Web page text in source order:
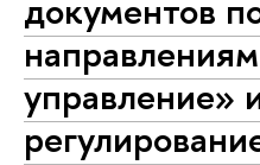
документов
управление»